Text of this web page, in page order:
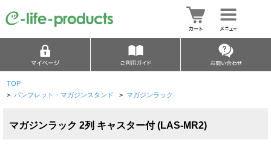
TOP
> パンフレット・マガジンスタンド > マガジンラック
マガジンラック 2列 キャスター付 (LAS-MR2)